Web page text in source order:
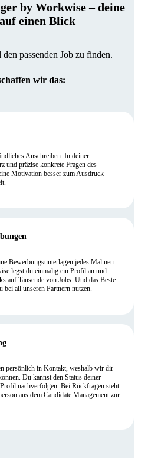
by Workwise – deine
einen Blick
passenden Job zu finden.
wir das:
Anschreiben. In deiner
und präzise konkrete Fragen des
Motivation besser zum Ausdruck
Bewerbungsunterlagen jedes Mal neu
legst du einmalig ein Profil an und
auf Tausende von Jobs. Und das Beste:
all unseren Partnern nutzen.
persönlich in Kontakt, weshalb wir dir
Du kannst den Status deiner
nachverfolgen. Bei Rückfragen steht
aus dem Candidate Management zur